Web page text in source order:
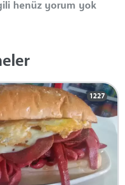
henüz yorum yok
1227